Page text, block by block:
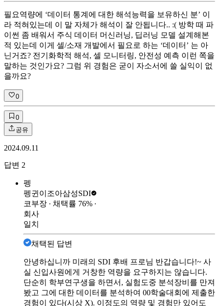
필요역량에 ‘데이터 통계에 대한 해석능력을 보유하신 분’ 이
라 적혀있는데 이 말 자체가 해석이 잘 안됩니다.. :( 방학 때 파
이썬 좀 배워서 주식 데이터 머신러닝, 딥러닝 모델 설계해본
적 있는데 이게 셀/소재 개발에서 필요로 하는 ‘데이터’ 는 아
닌거죠? 전기화학적 해석, 셀 모니터링, 안전성 예측 이런 쪽을
말하는 것인가요? 그럼 위 경험은 굳이 자소서에 쓸 실익이 없
을까요?
0
0
공유
2024.09.11
답변 2
펭
펭귄이조아삼성SDI
코부장 ∙ 채택률 76% ∙
회사
일치
채택된 답변
안녕하십니까 미래의 SDI 후배 프로님 반갑습니다!~ 사
실 신입사원에게 거창한 역량을 요구하지는 않습니다.
단순히 학부연구생을 하면서, 실험도중 분석장비를 만져
봤고 그에 대한 데이터를 분석하여 00학술대회에 제출한
경험이 있다(시상 X). 이정도의 역량 및 경험만 있어도